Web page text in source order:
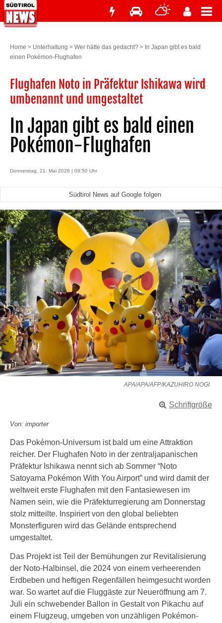
Home > Unterhaltung > Wer hätte das gedacht? > In Japan gibt es bald
einen Pokémon-Flughafen
Flughafen Noto in Präfektur Ishikawa wird
umbenannt und umgestaltet
In Japan gibt es bald einen
Pokémon-Flughafen
Donnerstag, 21. Mai 2026 | 09:50 Uhr
Südtirol News auf Google folgen
APA/APA/AFP/KAZUHIRO NOGI
Schriftgröße
Von: importer
Das Pokémon-Universum ist bald um eine Attraktion
reicher. Der Flughafen Noto in der zentraljapanischen
Präfektur Ishikawa nennt sich ab Sommer “Noto
Satoyama Pokémon With You Airport” und wird damit der
weltweit erste Flughafen mit den Fantasiewesen im
Namen sein, wie die Präfekturregierung am Donnerstag
stolz mitteilte. Inspiriert von den global beliebten
Monsterfiguren wird das Gelände entsprechend
umgestaltet.
Das Projekt ist Teil der Bemühungen zur Revitalisierung
der Noto-Halbinsel, die 2024 von einem verheerenden
Erdbeben und heftigen Regenfällen heimgesucht worden
war. So wartet auf die Fluggäste zur Neueröffnung am 7.
Juli ein schwebender Ballon in Gestalt von Pikachu auf
einem Flugzeug, umgeben von unzähligen Pokémon-